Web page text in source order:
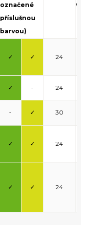
označené
příslušnou
barvou)
✓ ✓ 24
✓ - 24
- ✓ 30
✓ ✓ 24
✓ ✓ 24